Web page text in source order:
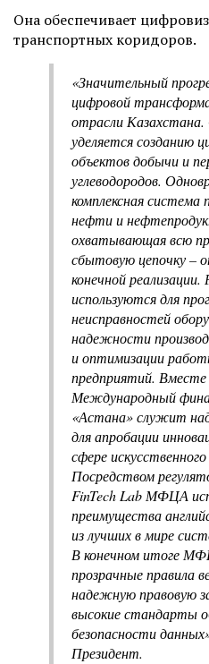
Она обеспечивает
транспортных коридоров.
«Значительный
цифровой
отрасли
уделяется созданию
объектов добычи и
углеводородов.
комплексная
нефти и
охватывающая всю
сбытовую цепочку –
конечной
используются для
неисправностей
надежности
и оптимизации
предприятий.
Международный
«Астана» служит
для апробации
сфере
Посредством
FinTech Lab МФЦА
преимущества
из лучших в мире
В конечном итоге
прозрачные правила
надежную правовую
высокие стандарты
безопасности
Президент.